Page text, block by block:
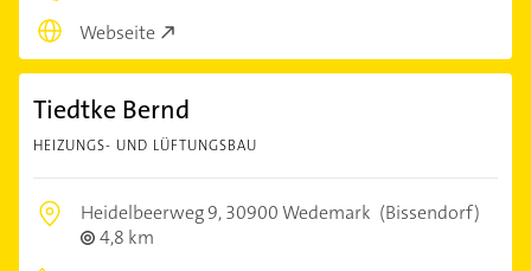
Webseite
Tiedtke Bernd
HEIZUNGS- UND LÜFTUNGSBAU
Heidelbeerweg 9,30900 Wedemark (Bissendorf)
4,8 km